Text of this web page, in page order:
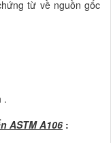
từ về nguồn gốc
.
ASTM A106 :